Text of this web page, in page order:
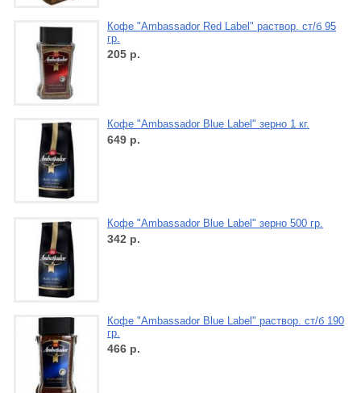
Кофе "Ambassador Red Label" раствор. ст/б 95
гр.
205 р.
Кофе "Ambassador Blue Label" зерно 1 кг.
649 р.
Кофе "Ambassador Blue Label" зерно 500 гр.
342 р.
Кофе "Ambassador Blue Label" раствор. ст/б 190
гр.
466 р.